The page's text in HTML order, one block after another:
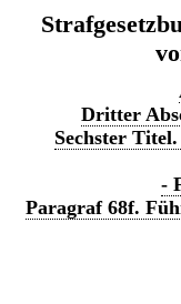
Dritter
Sechster
-
Paragraf 68f.